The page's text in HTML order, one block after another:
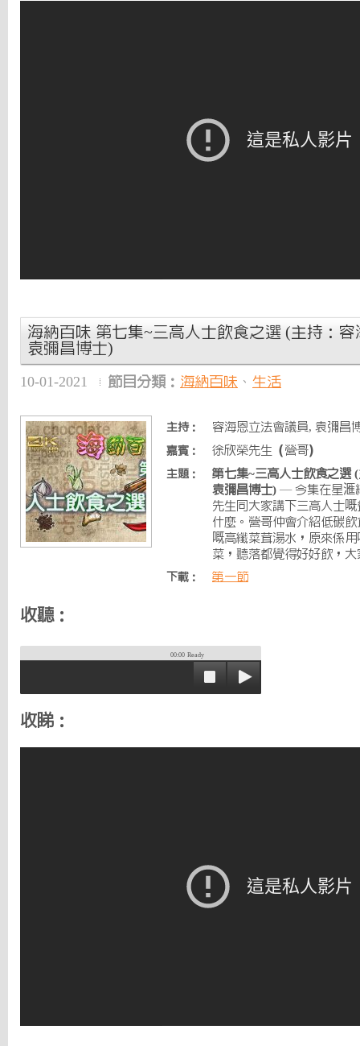
海納百味 第七集~三高人士飲食之選 (主持：
袁彌昌博士)
10-01-2021 節目分類： 海納百味 、 生活
主持： 容海恩立法會議員, 袁彌昌
嘉賓： 徐欣榮先生（營哥）
主題：
第七集~三高人士飲食之選
袁彌昌博士) — 今集在星滙
先生同大家講下三高人士
什麼。營哥仲會介紹低碳
嘅高纖菜茸湯水，原來係
菜，聽落都覺得好好飲，
下載： 第一節
收聽：
00:00 Ready
收睇：